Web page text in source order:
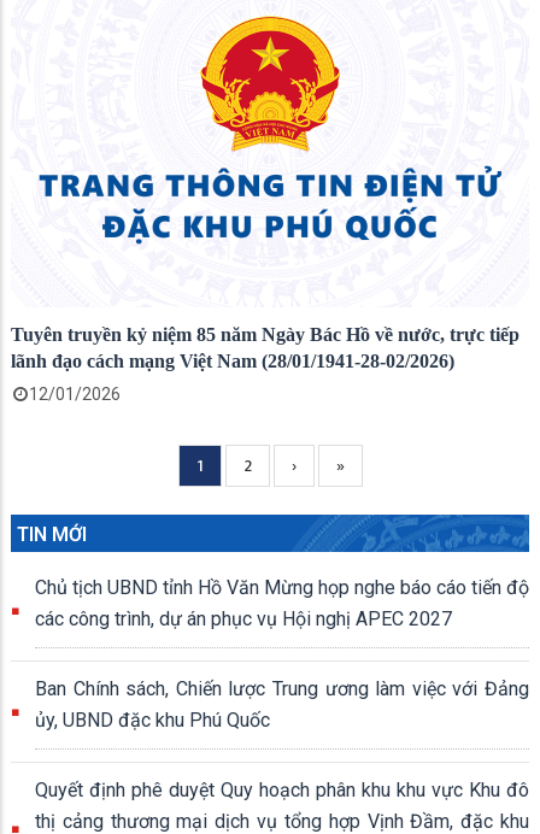
Tuyên truyền kỷ niệm 85 năm Ngày Bác Hồ về nước, trực tiếp
lãnh đạo cách mạng Việt Nam (28/01/1941-28-02/2026)
12/01/2026
Current
page
1 Page
2
Next
page
›
Trang
cuối
»
TIN MỚI
Chủ tịch UBND tỉnh Hồ Văn Mừng họp nghe báo cáo tiến độ
các công trình, dự án phục vụ Hội nghị APEC 2027
Ban Chính sách, Chiến lược Trung ương làm việc với Đảng
ủy, UBND đặc khu Phú Quốc
Quyết định phê duyệt Quy hoạch phân khu khu vực Khu đô
thị cảng thương mại dịch vụ tổng hợp Vịnh Đầm, đặc khu